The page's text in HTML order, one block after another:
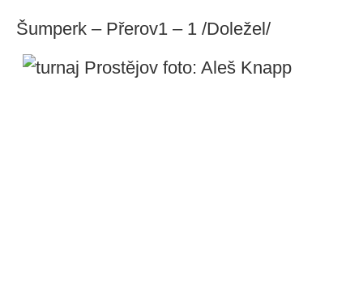
Šumperk – Přerov1 – 1 /Doležel/